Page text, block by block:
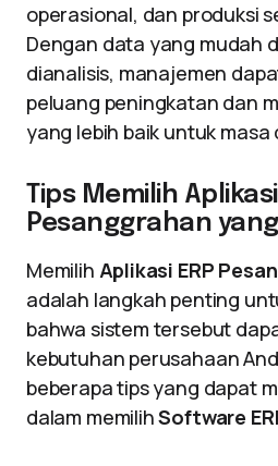
operasional, dan produksi
Dengan data yang mudah
dianalisis, manajemen
peluang peningkatan dan
yang lebih baik untuk
Tips Memilih Aplikasi
Pesanggrahan
Memilih Aplikasi ERP
adalah langkah penting
bahwa sistem tersebut
kebutuhan perusahaan
beberapa tips yang dapat
dalam memilihSoftware